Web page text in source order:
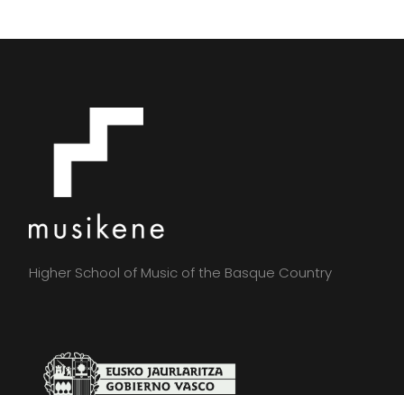
Higher School of Music of the Basque Country